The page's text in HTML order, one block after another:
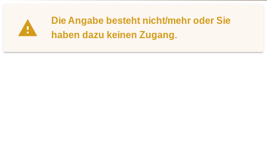
Die Angabe besteht nicht/mehr oder Sie
haben dazu keinen Zugang.